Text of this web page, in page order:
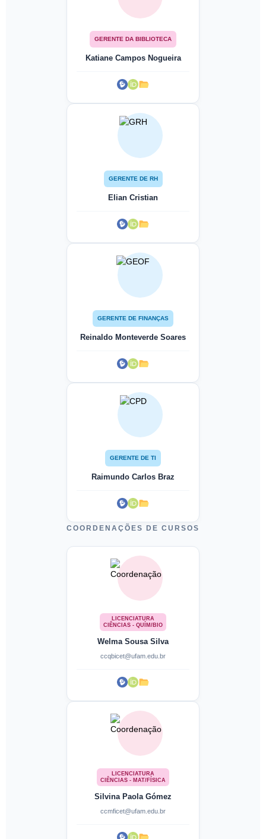
GERENTE DA BIBLIOTECA
Katiane Campos Nogueira
GERENTE DE RH
Elian Cristian
GERENTE DE FINANÇAS
Reinaldo Monteverde Soares
GERENTE DE TI
Raimundo Carlos Braz
COORDENAÇÕES DE CURSOS
LICENCIATURA
CIÊNCIAS - QUÍM/BIO
Welma Sousa Silva
ccqbicet@ufam.edu.br
LICENCIATURA
CIÊNCIAS - MAT/FÍSICA
Silvina Paola Gómez
ccmficet@ufam.edu.br